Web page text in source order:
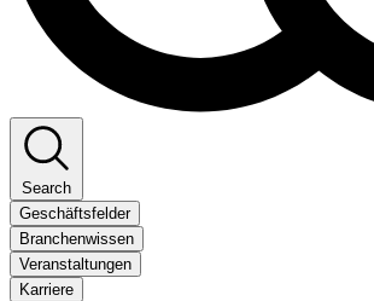
Search
Geschäftsfelder
Branchenwissen
Veranstaltungen
Karriere